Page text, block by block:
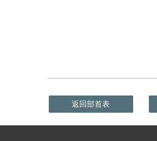
返回部首表